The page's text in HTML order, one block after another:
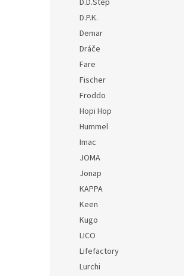
D.D.Step
D.P.K.
Demar
Dráče
Fare
Fischer
Froddo
Hopi Hop
Hummel
Imac
JOMA
Jonap
KAPPA
Keen
Kugo
LICO
Lifefactory
Lurchi